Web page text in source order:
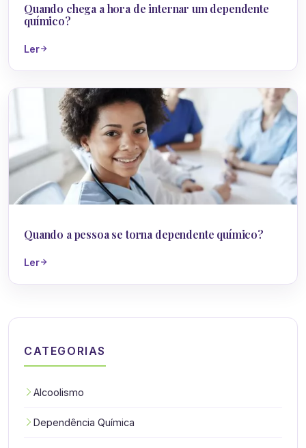
Quando chega a hora de internar um dependente
químico?
Ler
Quando a pessoa se torna dependente químico?
Ler
CATEGORIAS
Alcoolismo
Dependência Química